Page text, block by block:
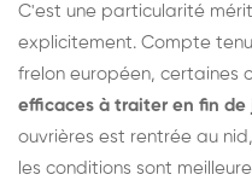
C'est une particularité
explicitement. Compte
frelon européen, certaines
efficaces à traiter en fin de
ouvrières est rentrée au
les conditions sont